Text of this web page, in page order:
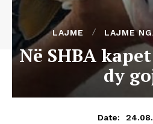
LAJME LAJME
Në SHBA
dy
Date: